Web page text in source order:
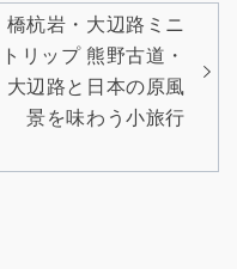
橋杭岩・大辺路ミニ
トリップ 熊野古道・
大辺路と日本の原風
景を味わう小旅行